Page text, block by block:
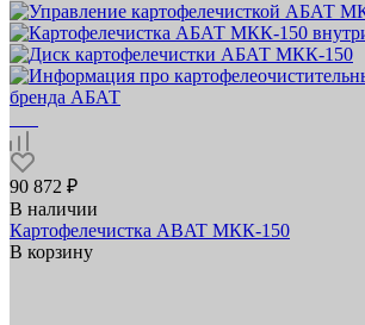
90 872 ₽
В наличии
Картофелечистка ABAT МКК‑150
В корзину